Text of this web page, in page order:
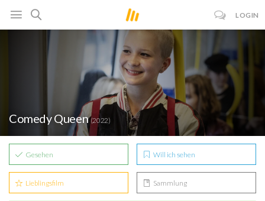
LOGIN
Comedy Queen(2022)
Gesehen Will ich sehen
Lieblingsfilm Sammlung